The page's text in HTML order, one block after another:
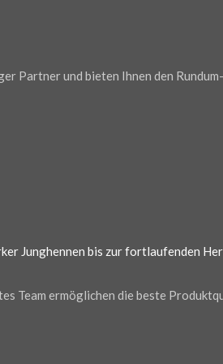
Partner und bieten Ihnen den
Junghennen bis zur fortlaufenden
Team ermöglichen die beste